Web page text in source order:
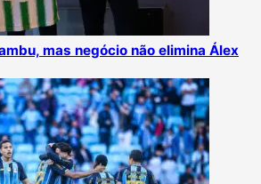
mas negócio não elimina Álex